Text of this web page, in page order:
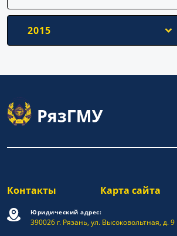
2015
Контакты Карта сайта
Юридический адрес:
390026 г. Рязань, ул. Высоковольтная, д. 9